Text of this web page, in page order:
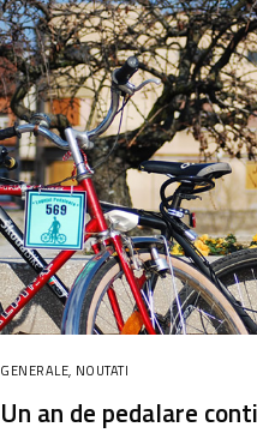
GENERALE, NOUTATI
Un an de pedalare